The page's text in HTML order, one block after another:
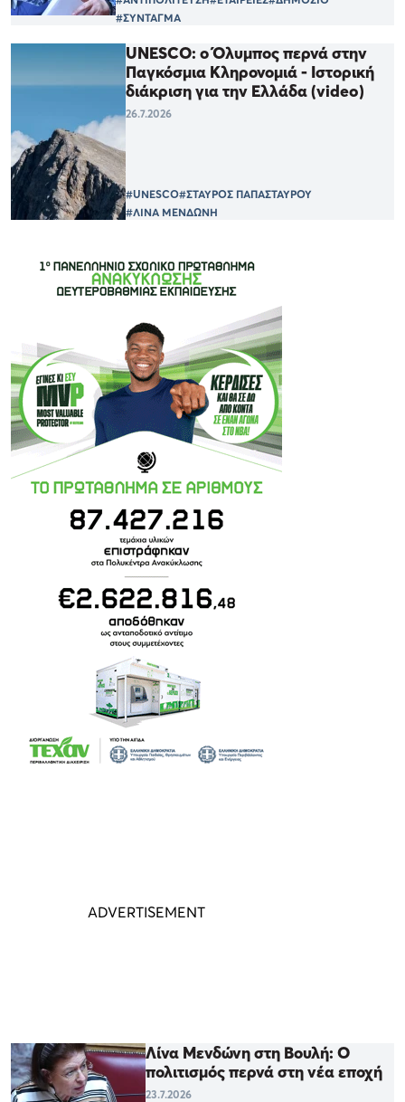
#ΣΥΝΤΑΓΜΑ
UNESCO: ο Όλυμπος περνά στην
Παγκόσμια Κληρονομιά - Ιστορική
διάκριση για την Ελλάδα (video)
26.7.2026
#UNESCO#ΣΤΑΥΡΟΣ ΠΑΠΑΣΤΑΥΡΟΥ
#ΛΙΝΑ ΜΕΝΔΩΝΗ
Λίνα Μενδώνη στη Βουλή: Ο
πολιτισμός περνά στη νέα εποχή
23.7.2026